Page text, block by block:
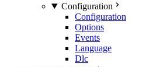
Configuration
Configuration
Options
Events
Language
Dlc